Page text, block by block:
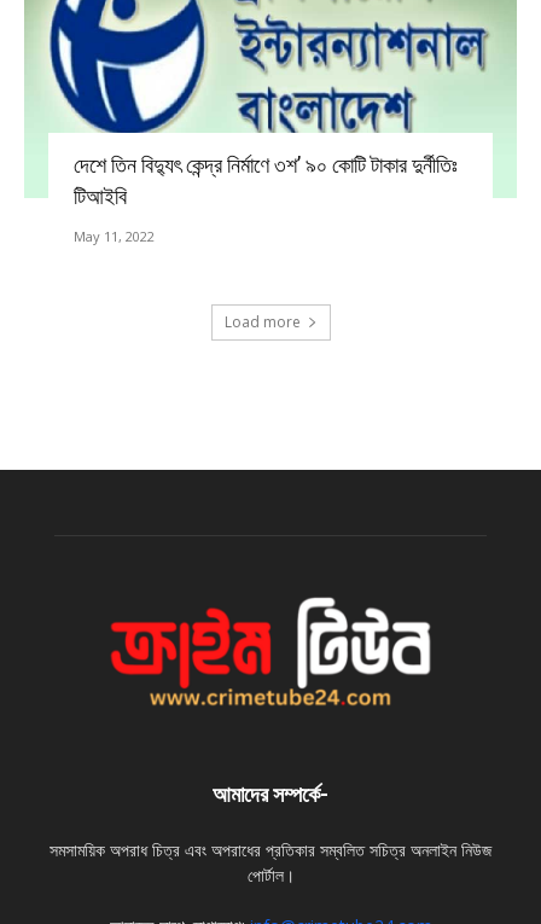
দেশে তিন বিদ্যুৎ কেন্দ্র নির্মাণে ৩শ’ ৯০ কোটি টাকার দুর্নীতিঃ
টিআইবি
May 11, 2022
Load more
আমাদের সম্পর্কে-
সমসাময়িক অপরাধ চিত্র এবং অপরাধের প্রতিকার সম্বলিত সচিত্র অনলাইন নিউজ
পোর্টাল।